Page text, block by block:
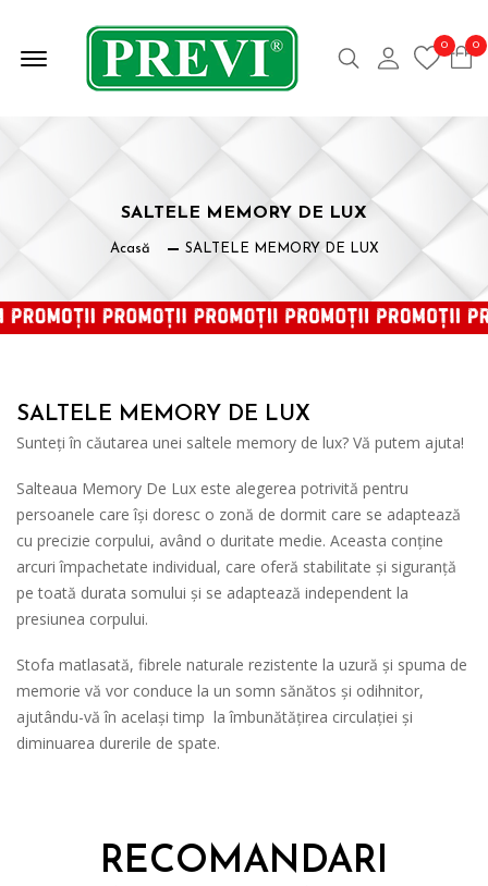
Offcanvas Deschide Meniul Caută Contul meu
0 0
SALTELE MEMORY DE LUX
Acasă SALTELE MEMORY DE LUX
SALTELE MEMORY DE LUX
Sunteți în căutarea unei saltele memory de lux? Vă putem ajuta!
Salteaua Memory De Lux este alegerea potrivită pentru
persoanele care își doresc o zonă de dormit care se adaptează
cu precizie corpului, având o duritate medie. Aceasta conține
arcuri împachetate individual, care oferă stabilitate și siguranță
pe toată durata somului și se adaptează independent la
presiunea corpului.
Stofa matlasată, fibrele naturale rezistente la uzură și spuma de
memorie vă vor conduce la un somn sănătos și odihnitor,
ajutându-vă în același timp la îmbunătățirea circulației și
diminuarea durerile de spate.
RECOMANDARI